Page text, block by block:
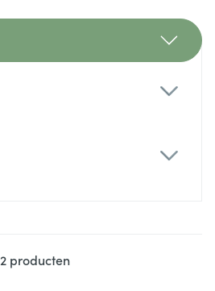
2producten